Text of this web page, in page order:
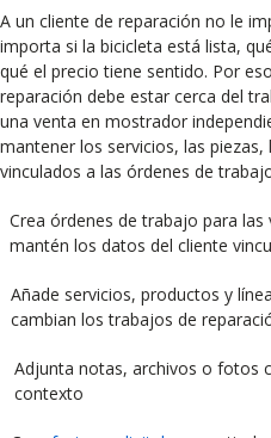
A un cliente de reparación no le
importa si la bicicleta está lista,
qué el precio tiene sentido. Por
reparación debe estar cerca del
una venta en mostrador
mantener los servicios, las
vinculados a las órdenes de
Crea órdenes de trabajo para
mantén los datos del cliente
Añade servicios, productos y
cambian los trabajos de
Adjunta notas, archivos o fotos
contexto